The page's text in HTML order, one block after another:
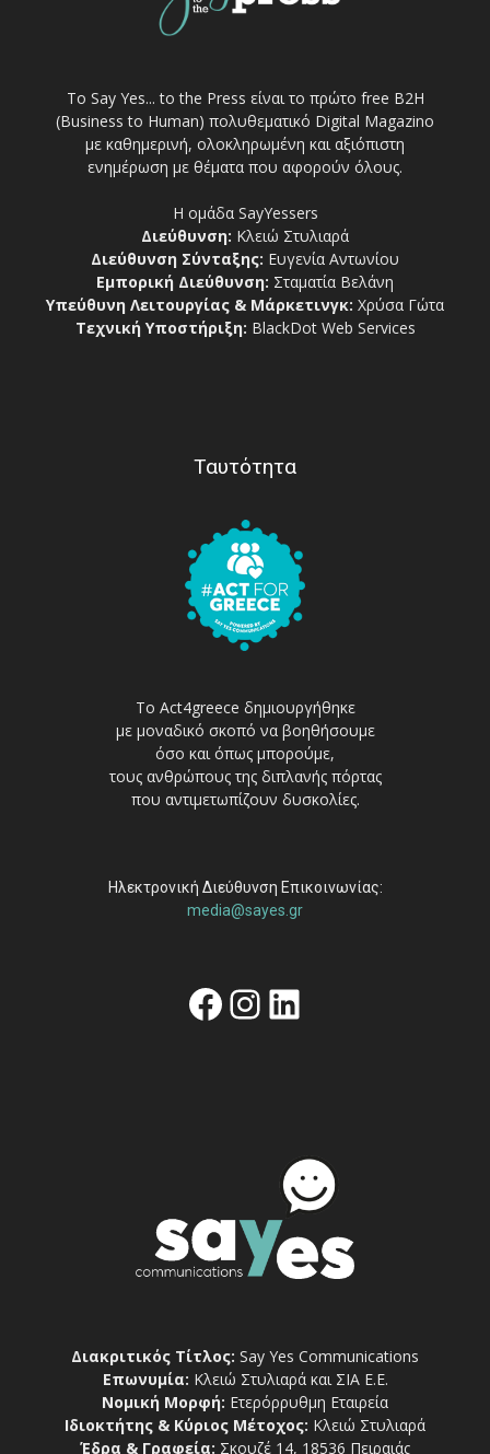
Το Say Yes... to the Press είναι το πρώτο free Β2Η
(Business to Human) πολυθεματικό Digital Magazino
με καθημερινή, ολοκληρωμένη και αξιόπιστη
ενημέρωση με θέματα που αφορούν όλους.
Η ομάδα SayYessers
Διεύθυνση: Κλειώ Στυλιαρά
Διεύθυνση Σύνταξης: Ευγενία Αντωνίου
Εμπορική Διεύθυνση: Σταματία Βελάνη
Υπεύθυνη Λειτουργίας & Μάρκετινγκ: Χρύσα Γώτα
Τεχνική Υποστήριξη: BlackDot Web Services
Ταυτότητα
Το Act4greece δημιουργήθηκε
με μοναδικό σκοπό να βοηθήσουμε
όσο και όπως μπορούμε,
τους ανθρώπους της διπλανής πόρτας
που αντιμετωπίζουν δυσκολίες.
Ηλεκτρονική Διεύθυνση Επικοινωνίας:
media@sayes.gr
Facebook
Instagram
Linkedin
Διακριτικός Τίτλος: Say Yes Communications
Επωνυμία: Κλειώ Στυλιαρά και ΣΙΑ Ε.Ε.
Νομική Μορφή: Ετερόρρυθμη Εταιρεία
Ιδιοκτήτης & Κύριος Μέτοχος: Κλειώ Στυλιαρά
Έδρα & Γραφεία: Σκουζέ 14, 18536 Πειραιάς